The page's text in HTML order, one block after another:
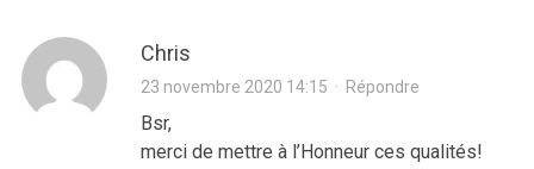
Chris
23 novembre 2020 14:15 · Répondre
Bsr,
merci de mettre à l’Honneur ces qualités!